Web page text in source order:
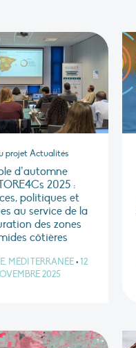
projet Actualités
d’automne
2025 :
politiques et
au service de la
des zones
côtières
MÉDITERRANÉE • 12
2025